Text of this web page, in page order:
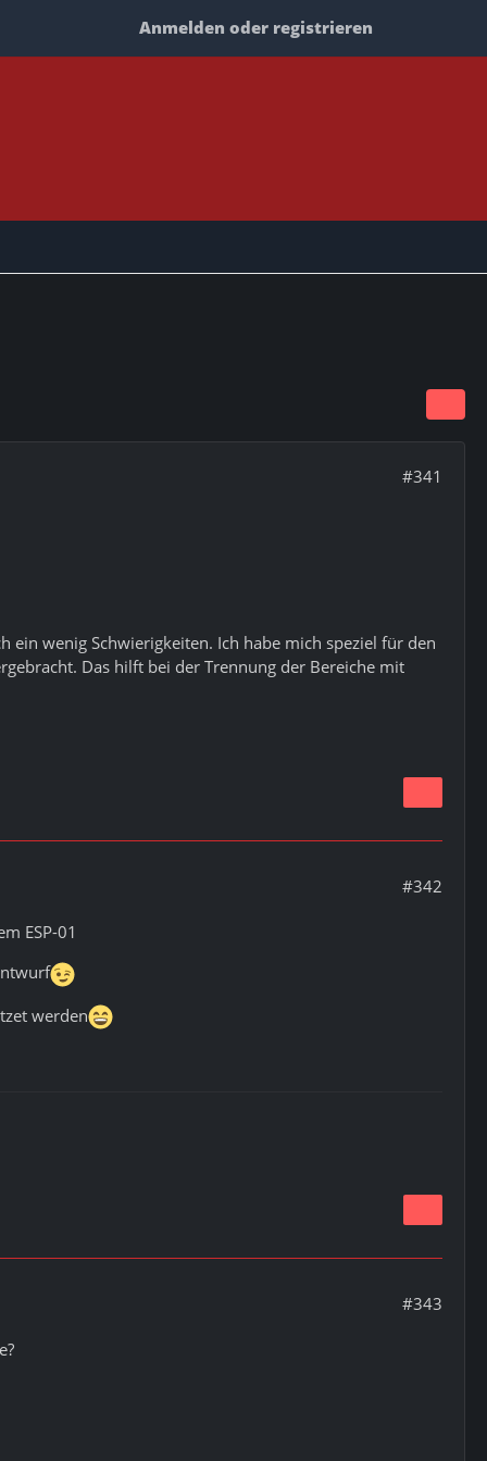
Anmelden oder registrieren
#341
ein wenig Schwierigkeiten. Ich habe mich speziel für den
Das hilft bei der Trennung der Bereiche mit
#342
ESP-01
werden
#343